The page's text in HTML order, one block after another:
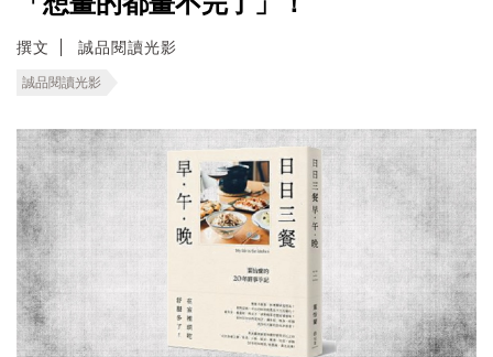
撰文 誠品閱讀光影
誠品閱讀光影